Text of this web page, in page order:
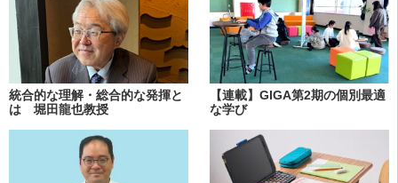
統合的な理解・総合的な発揮と
は 堀田龍也教授
【連載】GIGA第2期の個別最適
な学び